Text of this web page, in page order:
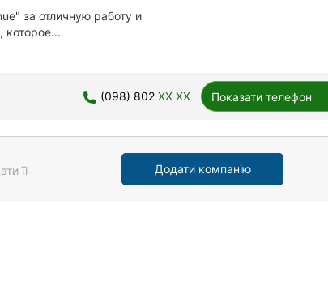
за отличную работу и
которое...
(098) 802 XX XX Показати телефон
її Додати компанію